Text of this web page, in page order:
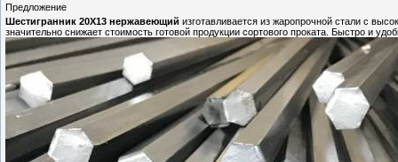
Предложение
Шестигранник 20Х13 нержавеющий изготавливается из жаропрочной стали с
значительно снижает стоимость готовой продукции сортового проката. Быстро и